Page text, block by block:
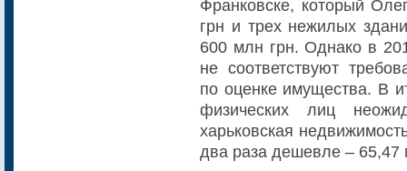
Франковске, который
грн и трех нежилых
600 млн грн. Однако в
не соответствуют
по оценке имущества. В
физических лиц
харьковская
два раза дешевле – 65,47